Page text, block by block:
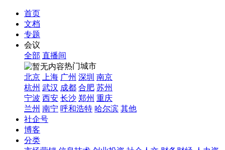
首页
文档
专题
会议
全部 直播间
热门城市
北京
上海 广州 深圳 南京
杭州 武汉 成都 合肥 苏州
宁波 西安 长沙 郑州 重庆
兰州 南宁 呼和浩特 哈尔滨 其他
社企号
博客
分类